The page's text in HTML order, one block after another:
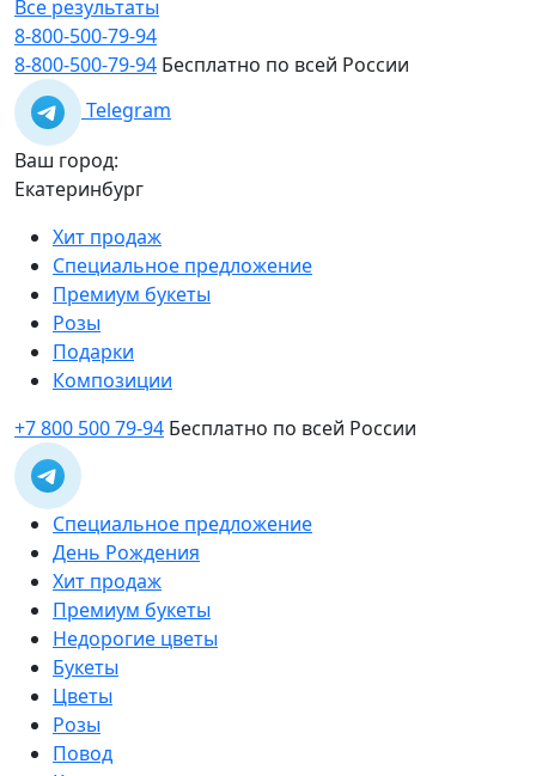
Все результаты
8-800-500-79-94
8-800-500-79-94 Бесплатно по всей России
Telegram
Ваш город:
Екатеринбург
Хит продаж
Специальное предложение
Премиум букеты
Розы
Подарки
Композиции
+7 800 500 79-94 Бесплатно по всей России
Специальное предложение
День Рождения
Хит продаж
Премиум букеты
Недорогие цветы
Букеты
Цветы
Розы
Повод